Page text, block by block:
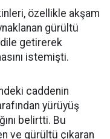
özellikle akşam
gürültü
dile getirerek
istemişti.
caddenin
yürüyüş
belirtti. Bu
ve gürültü çıkaran